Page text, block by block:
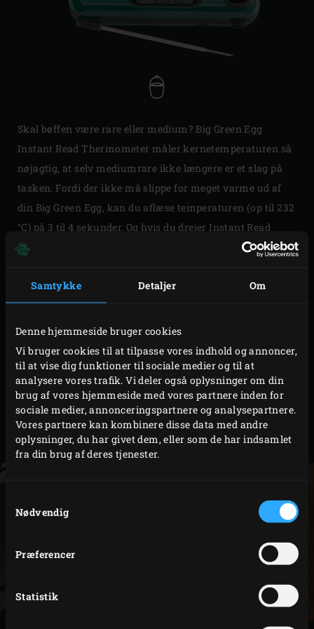
Samtykke Detaljer Om
Denne hjemmeside bruger cookies
Vi bruger cookies til at tilpasse vores indhold og annoncer,
til at vise dig funktioner til sociale medier og til at
analysere vores trafik. Vi deler også oplysninger om din
brug af vores hjemmeside med vores partnere inden for
sociale medier, annonceringspartnere og analysepartnere.
Vores partnere kan kombinere disse data med andre
oplysninger, du har givet dem, eller som de har indsamlet
fra din brug af deres tjenester.
Nødvendig
Præferencer
Statistik
Skal bøffen være rare eller medium? Big Green Egg
Instant Read Thermometer måler kernetemperaturen så
nøjagtig, at selv mediumrare ikke længere er et slag på
tasken. Fordi der ikke må slippe for meget varme ud af
din Big Green Egg, kan du aflæse temperaturen (op til 232
°C) på 3 til 4 sekunder. Og hvis du drejer Instant Read
Thermometer fra Big Green Egg, når du måler
retning. Med praktisk opbevaringshylster, som alle vil
have.
Er opskriften i °F? Ikke noget problem, denne guide
omsætter den til °C for dig. Tjek også den praktiske tabel
med de ideelle temperaturer på en række basisopskrifter.
Hurtigt og nøjagtigt: det lyder som den ideelle
arbejdstager!
Code 119575